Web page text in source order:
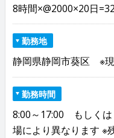
8時間×@2000×20日
勤務地
静岡県静岡市葵区 ※
勤務時間
8:00～17:00 もしく
場により異なります ※